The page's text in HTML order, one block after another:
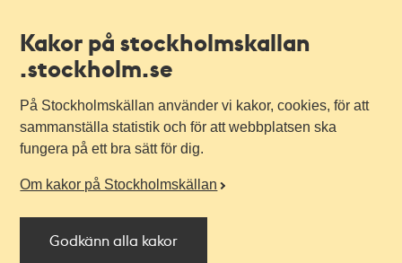
Kakor på stockholmskallan
.stockholm.se
På Stockholmskällan använder vi kakor, cookies, för att
sammanställa statistik och för att webbplatsen ska
fungera på ett bra sätt för dig.
Om kakor på Stockholmskällan
Godkänn alla kakor